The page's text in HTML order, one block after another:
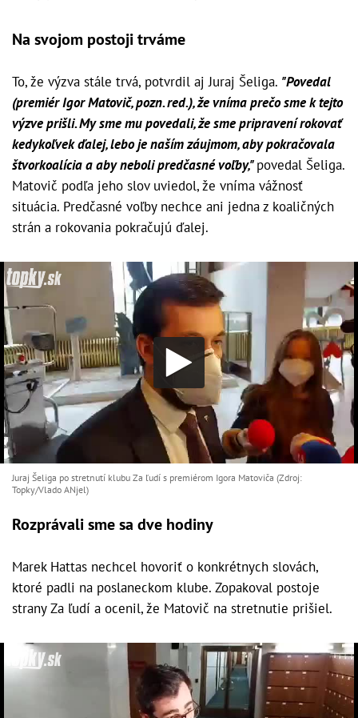
Na svojom postoji trváme
To, že výzva stále trvá, potvrdil aj Juraj Šeliga. "Povedal
(premiér Igor Matovič, pozn. red.), že vníma prečo sme k tejto
výzve prišli. My sme mu povedali, že sme pripravení rokovať
kedykoľvek ďalej, lebo je naším záujmom, aby pokračovala
štvorkoalícia a aby neboli predčasné voľby,"povedal Šeliga.
Matovič podľa jeho slov uviedol, že vníma vážnosť
situácia. Predčasné voľby nechce ani jedna z koaličných
strán a rokovania pokračujú ďalej.
Juraj Šeliga po stretnutí klubu Za ľudí s premiérom Igora Matoviča (Zdroj:
Topky/Vlado ANjel)
Rozprávali sme sa dve hodiny
Marek Hattas nechcel hovoriť o konkrétnych slovách,
ktoré padli na poslaneckom klube. Zopakoval postoje
strany Za ľudí a ocenil, že Matovič na stretnutie prišiel.